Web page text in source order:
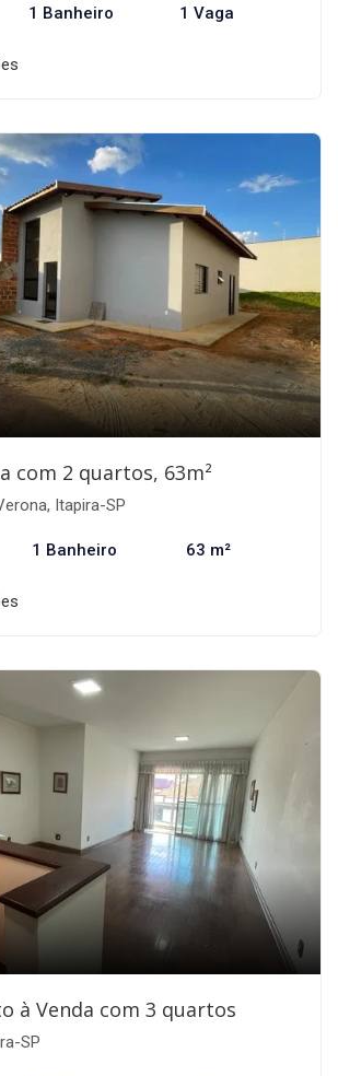
1 Banheiro 1 Vaga
com 2 quartos, 63m²
Itapira-SP
1 Banheiro 63 m²
à Venda com 3 quartos
SP